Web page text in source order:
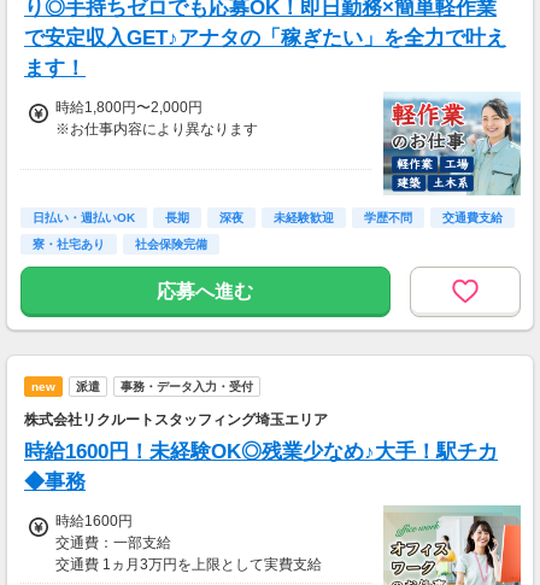
り◎手持ちゼロでも応募OK！即日勤務×簡単軽作業
で安定収入GET♪アナタの「稼ぎたい」を全力で叶え
ます！
時給1,800円〜2,000円
※お仕事内容により異なります
＼最大時給2,000円も可能！／
＜各種手当＞
・深夜手当：時給2,000円〜
・休日出勤手当：時給2,160円〜
当）
日払い・週払いOK 長期 深夜 未経験歓迎 学歴不問
交通費支給
寮・社宅あり
社会保険完備
応募へ進む
new 派遣 事務・データ入力・受付
株式会社リクルートスタッフィング埼玉エリア
時給1600円！未経験OK◎残業少なめ♪大手！駅チカ
◆事務
時給1600円
交通費：一部支給
交通費 1ヵ月3万円を上限として実費支給